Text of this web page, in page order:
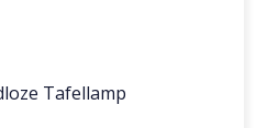
Tafellamp